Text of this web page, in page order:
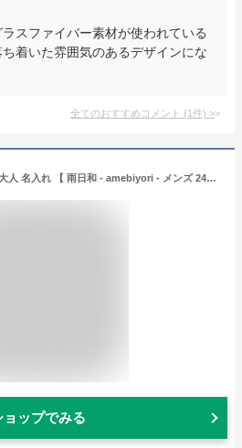
スファイバー素材が使われている
着いた雰囲気のあるデザインにな
全てのおすすめコメント (1件) >
長傘 メンズ おしゃれ 大人 名入れ 【 雨日和 - amebiyori - メンズ 24本骨 傘 】 誕生日 プレゼント 男性 ギフト 日傘 雨傘 かさ おすすめ 風に強い 晴雨兼用 UVカット 丈夫 高級 ブランド おしゃれ 通勤 mabu マブ 父親 上司 還暦 古希 お祝い 送料無料 翌々営業日出荷
ョップでみる